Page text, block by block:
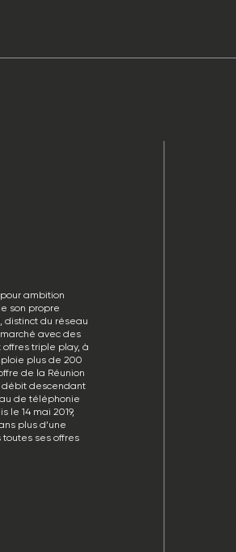
ambition
son propre
distinct du réseau
avec des
offres triple play, à
plus de 200
de la Réunion
débit descendant
de téléphonie
le 14 mai 2019,
plus d’une
ses offres